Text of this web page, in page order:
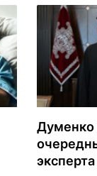
Думенко